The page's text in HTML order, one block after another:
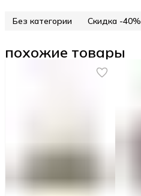
Без категории Скидка -40%
похожие товары